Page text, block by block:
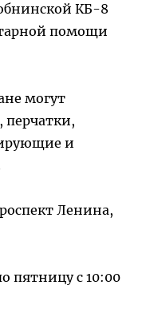
КБ-8
помощи
могут
перчатки,
и
Ленина,
пятницу с 10:00